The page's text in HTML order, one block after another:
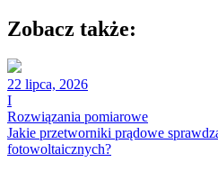
Zobacz także:
22 lipca, 2026
I
Rozwiązania pomiarowe
Jakie przetworniki prądowe
fotowoltaicznych?